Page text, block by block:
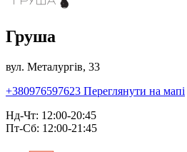
Груша
вул. Металургів, 33
+380976597623 Переглянути на мапі
Нд-Чт: 12:00-20:45
Пт-Сб: 12:00-21:45